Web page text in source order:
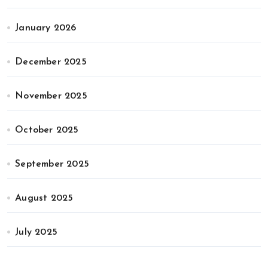
January 2026
December 2025
November 2025
October 2025
September 2025
August 2025
July 2025